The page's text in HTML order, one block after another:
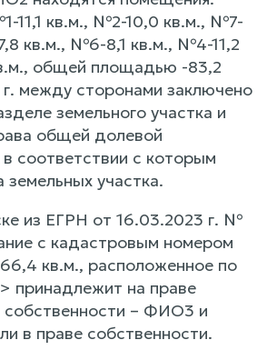
11,1 кв.м., №2-10,0 кв.м., №7-
кв.м., №6-8,1 кв.м., №4-11,2
общей площадью -83,2
г. между сторонами заключено
земельного участка и
общей долевой
соответствии с которым
участка.
из ЕГРН от 16.03.2023 г. №
с кадастровым номером
кв.м., расположенное по
принадлежит на праве
– ФИО3 и
в праве собственности.